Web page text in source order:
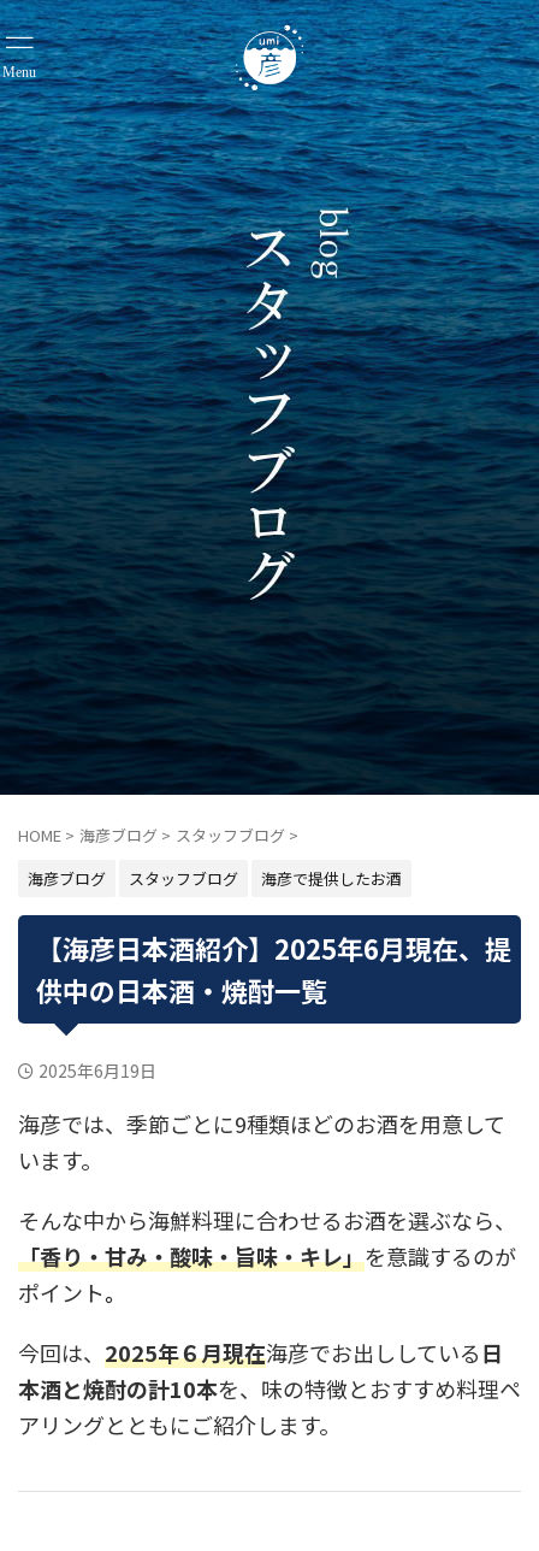
HOME > 海彦ブログ > スタッフブログ >
海彦ブログ
スタッフブログ 海彦で提供したお酒
【海彦日本酒紹介】2025年6月現在、提
供中の日本酒・焼酎一覧
2025年6月19日
海彦では、季節ごとに9種類ほどのお酒を用意して
います。
そんな中から海鮮料理に合わせるお酒を選ぶなら、
「香り・甘み・酸味・旨味・キレ」を意識するのが
ポイント。
今回は、 2025年６月現在海彦でお出ししている日
本酒と焼酎の計10本を、味の特徴とおすすめ料理ペ
アリングとともにご紹介します。